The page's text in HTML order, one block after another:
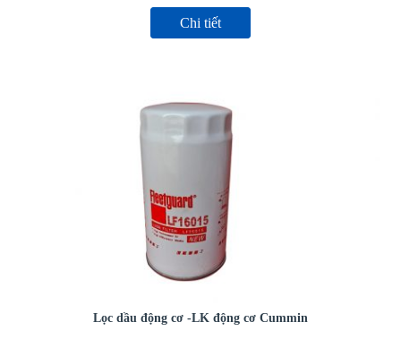
Chi tiết
Lọc dầu động cơ -LK động cơ Cummin